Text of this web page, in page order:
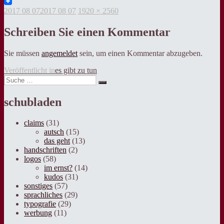
Veröffentlicht
2017 08 072017 08 07 Volle
1920 × 2560
Schreiben Sie einen Kommentar
Sie müssen angemeldet sein, um einen Kommentar abzugeben.
Beitragsnavigation
Veröffentlicht ines gibt zu tun
Suche
nach:
Suche
schubladen
claims (31)
autsch (15)
das geht(13)
handschriften (2)
logos (58)
im ernst? (14)
kudos (31)
sonstiges (57)
sprachliches (29)
typografie (29)
werbung (11)